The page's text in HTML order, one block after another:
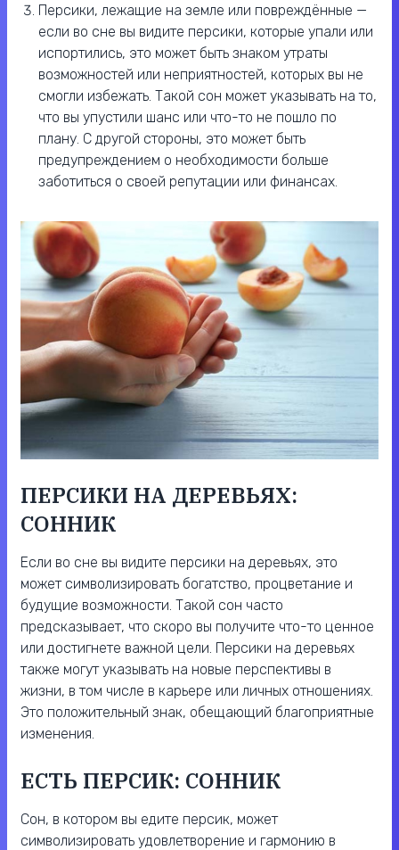
Персики, лежащие на земле или повреждённые —
если во сне вы видите персики, которые упали или
испортились, это может быть знаком утраты
возможностей или неприятностей, которых вы не
смогли избежать. Такой сон может указывать на то,
что вы упустили шанс или что-то не пошло по
плану. С другой стороны, это может быть
предупреждением о необходимости больше
заботиться о своей репутации или финансах.
ПЕРСИКИ НА ДЕРЕВЬЯХ:
СОННИК
Если во сне вы видите персики на деревьях, это
может символизировать богатство, процветание и
будущие возможности. Такой сон часто
предсказывает, что скоро вы получите что-то ценное
или достигнете важной цели. Персики на деревьях
также могут указывать на новые перспективы в
жизни, в том числе в карьере или личных отношениях.
Это положительный знак, обещающий благоприятные
изменения.
ЕСТЬ ПЕРСИК: СОННИК
Сон, в котором вы едите персик, может
символизировать удовлетворение и гармонию в